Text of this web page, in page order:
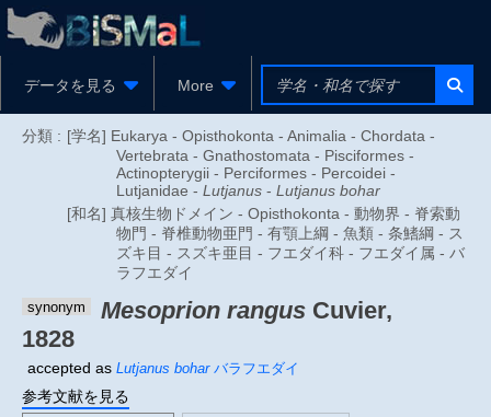
データを見る More
分類 : [学名] Eukarya - Opisthokonta - Animalia - Chordata -
Vertebrata - Gnathostomata - Pisciformes -
Actinopterygii - Perciformes - Percoidei -
Lutjanidae - Lutjanus - Lutjanus bohar
[和名] 真核生物ドメイン - Opisthokonta - 動物界 - 脊索動
物門 - 脊椎動物亜門 - 有顎上綱 - 魚類 - 条鰭綱 - ス
ズキ目 - スズキ亜目 - フエダイ科 - フエダイ属 - バ
ラフエダイ
synonym Mesoprion rangus Cuvier,
1828
accepted as Lutjanus boharバラフエダイ
参考文献を見る